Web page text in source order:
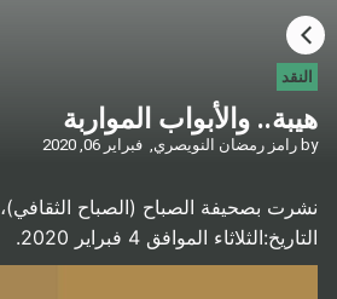
النقد
هيبة.. والأبواب المواربة
by رامز رمضان النويصري, فبراير 06, 2020
التاريخ:الثلاثاء الموافق 4 فبراير 2020.
HOME
CATEGORIES
GO TO